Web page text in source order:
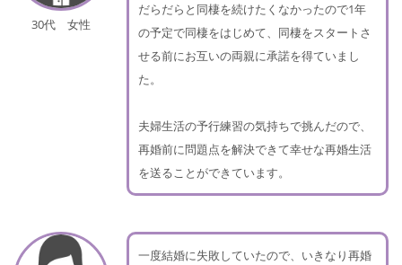
30代 女性
だらだらと同棲を続けたくなかったので1年
の予定で同棲をはじめて、同棲をスタートさ
せる前にお互いの両親に承諾を得ていまし
た。
夫婦生活の予行練習の気持ちで挑んだので、
再婚前に問題点を解決できて幸せな再婚生活
を送ることができています。
一度結婚に失敗していたので、いきなり再婚